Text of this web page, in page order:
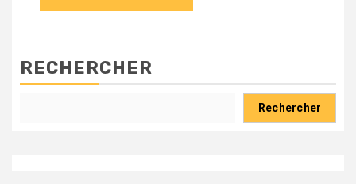
RECHERCHER
Rechercher